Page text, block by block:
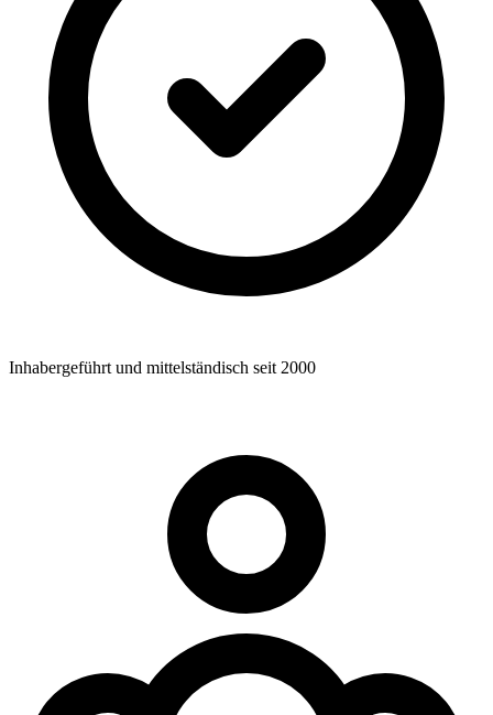
Inhabergeführt und mittelständisch seit 2000